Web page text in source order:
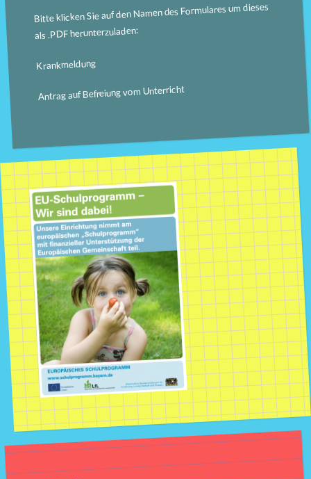
Bitte klicken Sie auf den Namen des Formulares um dieses
als .PDF herunterzuladen:
Krankmeldung
Antrag auf Befreiung vom Unterricht